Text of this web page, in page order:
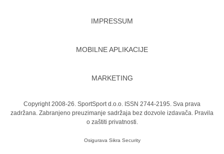
IMPRESSUM
MOBILNE APLIKACIJE
MARKETING
Copyright 2008-26. SportSport d.o.o. ISSN 2744-2195. Sva prava
zadržana. Zabranjeno preuzimanje sadržaja bez dozvole izdavača. Pravila
o zaštiti privatnosti.
Osigurava Sikra Security